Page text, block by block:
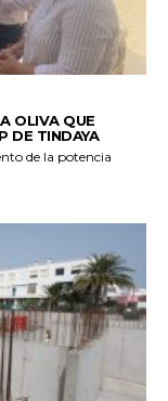
OLIVA QUE
DE TINDAYA
de la potencia